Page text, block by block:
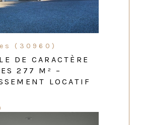
(30960)
DE CARACTÈRE
277 M² –
LOCATIF